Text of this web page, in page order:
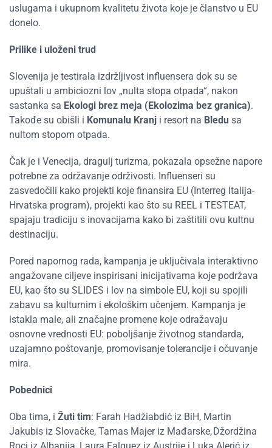
uslugama i ukupnom kvalitetu života koje je članstvo u EU
donelo.
Prilike i uloženi trud
Slovenija je testirala izdržljivost influensera dok su se
upuštali u ambiciozni lov „nulta stopa otpada“, nakon
sastanka sa Ekologi brez meja (Ekolozima bez granica).
Takođe su obišli i Komunalu Kranj i resort na Bledu sa
nultom stopom otpada.
Čak je i Venecija, dragulj turizma, pokazala opsežne napore
potrebne za održavanje održivosti. Influenseri su
zasvedočili kako projekti koje finansira EU (Interreg Italija-
Hrvatska program), projekti kao što su REEL i TESTEAT,
spajaju tradiciju s inovacijama kako bi zaštitili ovu kultnu
destinaciju.
Pored napornog rada, kampanja je uključivala interaktivno
angažovane ciljeve inspirisani inicijativama koje podržava
EU, kao što su SLIDES i lov na simbole EU, koji su spojili
zabavu sa kulturnim i ekološkim učenjem. Kampanja je
istakla male, ali značajne promene koje odražavaju
osnovne vrednosti EU: poboljšanje životnog standarda,
uzajamno poštovanje, promovisanje tolerancije i očuvanje
mira.
Pobednici
Oba tima, i Žuti tim: Farah Hadžiabdić iz BiH, Martin
Jakubis iz Slovačke, Tamas Majer iz Mađarske, Džordžina